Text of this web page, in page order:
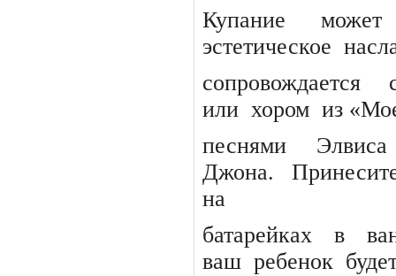
Купание
может
эстетическое
сопровождается
или хором из
песнями
Элвиса
Джона.
на
батарейках
в
ваш ребенок